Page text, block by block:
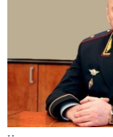
ДЕПОРТАЦІЯ
ВІДЕОУРОКИ «ELIFBE»
СВІДЧЕННЯ ОКУПАЦІЇ
УКРАЇНСЬКА ПРОБЛЕМА
ЯК ОБІЙТИ
Русский
Qırımtatar